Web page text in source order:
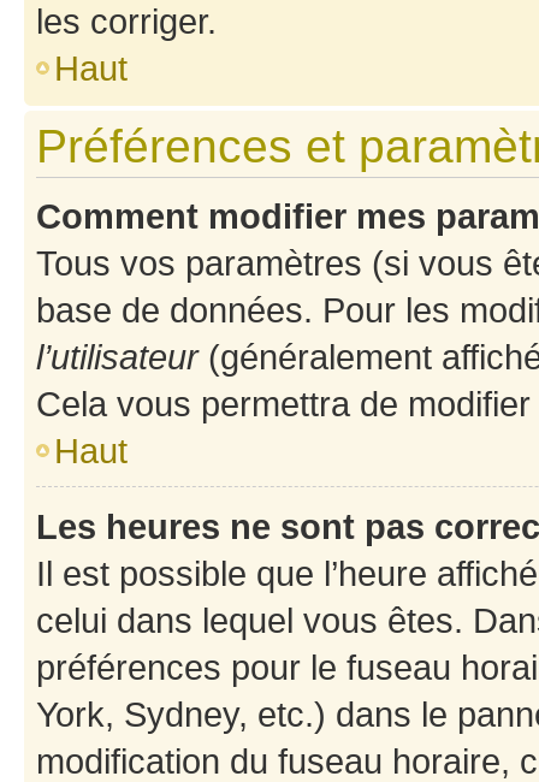
les corriger.
Haut
Préférences et
Comment modifier mes
Tous vos paramètres (si vous
base de données. Pour les
l’utilisateur(généralement
Cela vous permettra de
Haut
Les heures ne sont pas
Il est possible que l’heure
celui dans lequel vous êtes.
préférences pour le fuseau
York, Sydney, etc.) dans le
modification du fuseau horaire,